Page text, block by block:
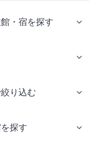
・宿を探す
り込む
探す